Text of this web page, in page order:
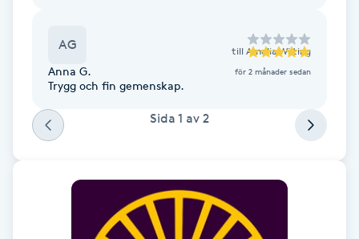
Diamantslipning
Extensions
Extensions borttagning
Eyeliner-tatuering
AG till Amelia Wilting
Anna G. för 2 månader sedan
Trygg och fin gemenskap.
Sida 1 av 2